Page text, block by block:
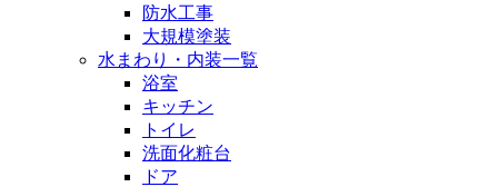
防水工事
大規模塗装
水まわり・内装一覧
浴室
キッチン
トイレ
洗面化粧台
ドア